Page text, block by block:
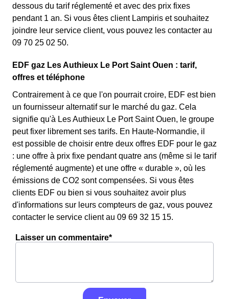
dessous du tarif réglementé et avec des prix fixes
pendant 1 an. Si vous êtes client Lampiris et souhaitez
joindre leur service client, vous pouvez les contacter au
09 70 25 02 50.
EDF gaz Les Authieux Le Port Saint Ouen : tarif,
offres et téléphone
Contrairement à ce que l'on pourrait croire, EDF est bien
un fournisseur alternatif sur le marché du gaz. Cela
signifie qu'à Les Authieux Le Port Saint Ouen, le groupe
peut fixer librement ses tarifs. En Haute-Normandie, il
est possible de choisir entre deux offres EDF pour le gaz
: une offre à prix fixe pendant quatre ans (même si le tarif
réglementé augmente) et une offre « durable », où les
émissions de CO2 sont compensées. Si vous êtes
clients EDF ou bien si vous souhaitez avoir plus
d'informations sur leurs compteurs de gaz, vous pouvez
contacter le service client au 09 69 32 15 15.
Laisser un commentaire*